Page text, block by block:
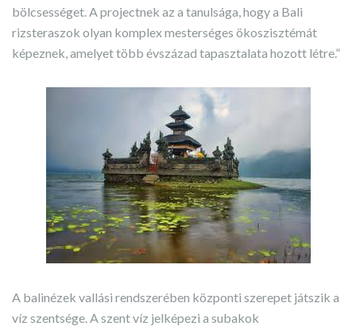
bölcsességet. A projectnek az a tanulsága, hogy a Bali
rizsteraszok olyan komplex mesterséges ökoszisztémát
képeznek, amelyet több évszázad tapasztalata hozott létre.”
A balinézek vallási rendszerében központi szerepet játszik a
víz szentsége. A szent víz jelképezi a subakok